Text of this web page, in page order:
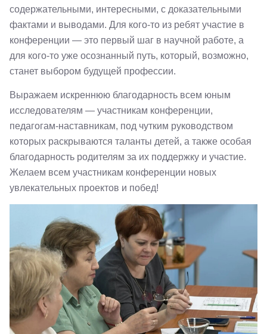
содержательными, интересными, с доказательными
фактами и выводами. Для кого-то из ребят участие в
конференции — это первый шаг в научной работе, а
для кого-то уже осознанный путь, который, возможно,
станет выбором будущей профессии.
Выражаем искреннюю благодарность всем юным
исследователям — участникам конференции,
педагогам-наставникам, под чутким руководством
которых раскрываются таланты детей, а также особая
благодарность родителям за их поддержку и участие.
Желаем всем участникам конференции новых
увлекательных проектов и побед!